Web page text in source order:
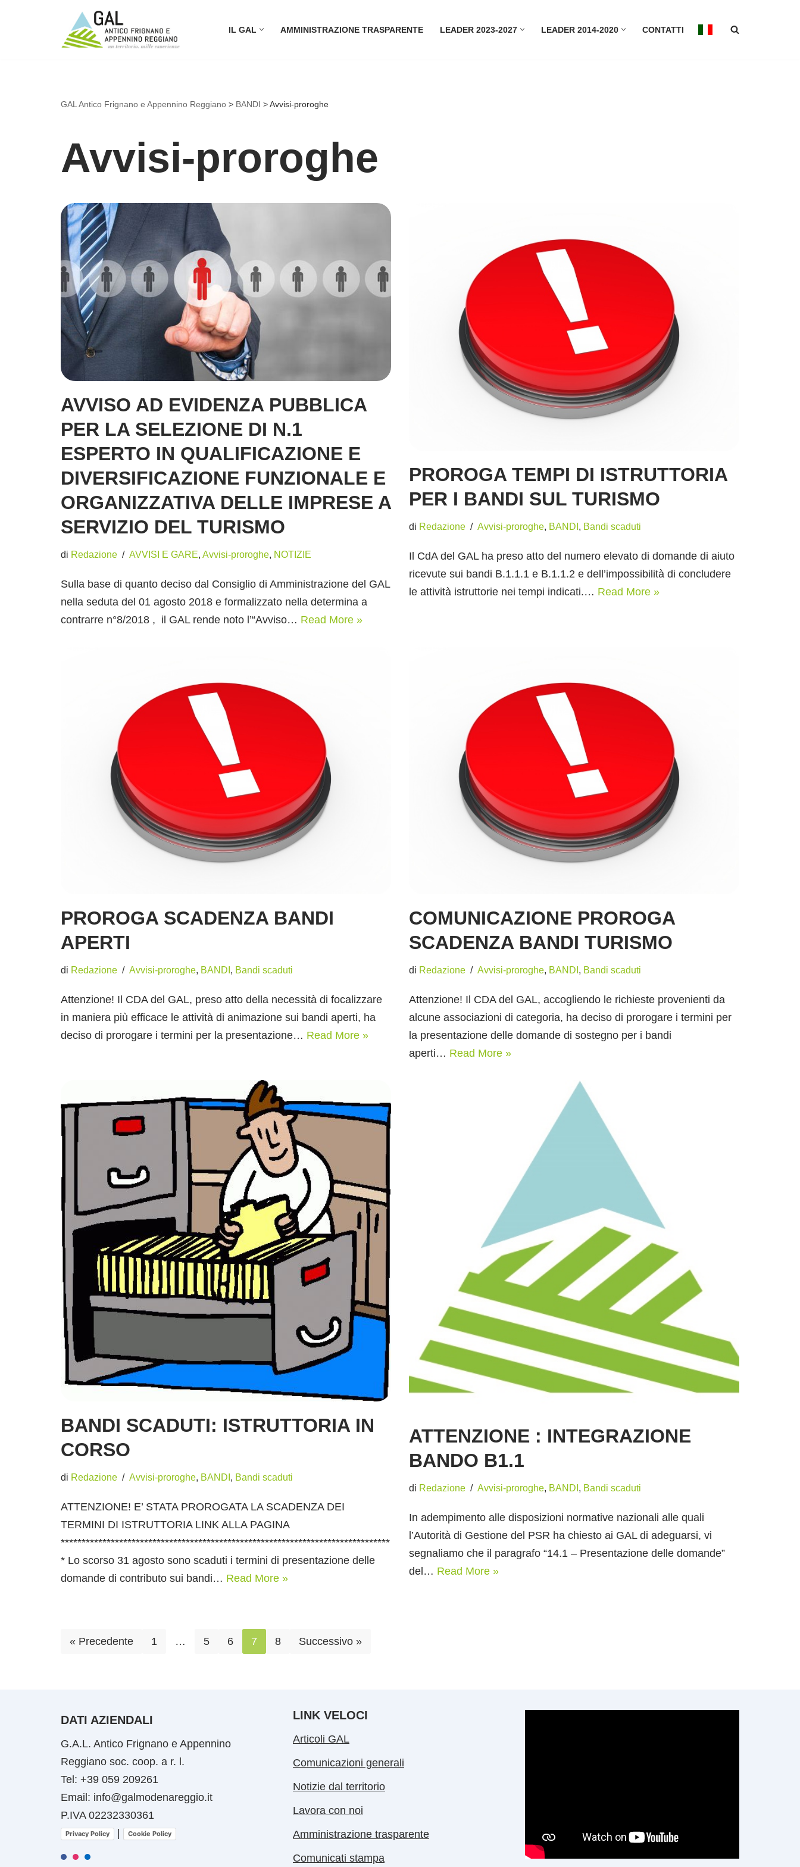
IL GAL AMMINISTRAZIONE TRASPARENTE LEADER 2023-2027 LEADER 2014-2020 CONTATTI
GAL Antico Frignano e Appennino Reggiano > BANDI >Avvisi-proroghe
Avvisi-proroghe
AVVISO AD EVIDENZA PUBBLICA
PER LA SELEZIONE DI N.1
ESPERTO IN QUALIFICAZIONE E
DIVERSIFICAZIONE FUNZIONALE E
ORGANIZZATIVA DELLE IMPRESE A
SERVIZIO DEL TURISMO
di Redazione AVVISI E GARE, Avvisi-proroghe, NOTIZIE
Sulla base di quanto deciso dal Consiglio di Amministrazione del GAL
nella seduta del 01 agosto 2018 e formalizzato nella determina a
contrarre n°8/2018 , il GAL rende noto l’“Avviso… Read More »
PROROGA TEMPI DI ISTRUTTORIA
PER I BANDI SUL TURISMO
di Redazione Avvisi-proroghe, BANDI, Bandi scaduti
Il CdA del GAL ha preso atto del numero elevato di domande di aiuto
ricevute sui bandi B.1.1.1 e B.1.1.2 e dell’impossibilità di concludere
le attività istruttorie nei tempi indicati.… Read More »
PROROGA SCADENZA BANDI
APERTI
di Redazione Avvisi-proroghe, BANDI, Bandi scaduti
Attenzione! Il CDA del GAL, preso atto della necessità di focalizzare
in maniera più efficace le attività di animazione sui bandi aperti, ha
deciso di prorogare i termini per la presentazione… Read More »
COMUNICAZIONE PROROGA
SCADENZA BANDI TURISMO
di Redazione Avvisi-proroghe, BANDI, Bandi scaduti
Attenzione! Il CDA del GAL, accogliendo le richieste provenienti da
alcune associazioni di categoria, ha deciso di prorogare i termini per
la presentazione delle domande di sostegno per i bandi
aperti… Read More »
BANDI SCADUTI: ISTRUTTORIA IN
CORSO
di Redazione Avvisi-proroghe, BANDI, Bandi scaduti
ATTENZIONE! E’ STATA PROROGATA LA SCADENZA DEI
TERMINI DI ISTRUTTORIA LINK ALLA PAGINA
*******************************************************************************
* Lo scorso 31 agosto sono scaduti i termini di presentazione delle
domande di contributo sui bandi… Read More »
ATTENZIONE : INTEGRAZIONE
BANDO B1.1
di Redazione Avvisi-proroghe, BANDI , Bandi scaduti
In adempimento alle disposizioni normative nazionali alle quali
l’Autorità di Gestione del PSR ha chiesto ai GAL di adeguarsi, vi
segnaliamo che il paragrafo “14.1 – Presentazione delle domande”
del… Read More »
« Precedente 1 … 5 6 7 8 Successivo »
DATI AZIENDALI
G.A.L. Antico Frignano e Appennino
Reggiano soc. coop. a r. l.
Tel: +39 059 209261
Email: info@galmodenareggio.it
P.IVA 02232330361
Privacy Policy Cookie Policy
LINK VELOCI
Articoli GAL
Comunicazioni generali
Notizie dal territorio
Lavora con noi
Amministrazione trasparente
Comunicati stampa